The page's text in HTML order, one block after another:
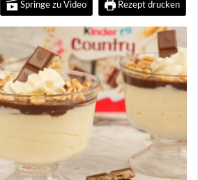
Springe zu Video Rezept drucken